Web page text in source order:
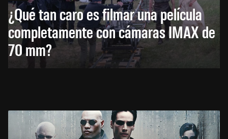
¿Qué tan caro es filmar una película
completamente con cámaras IMAX de
70 mm?